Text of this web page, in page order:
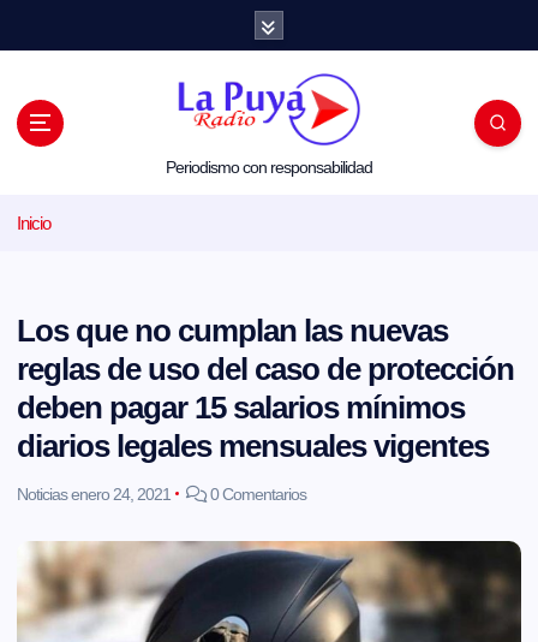
l
Periodismo con responsabilidad
Inicio
Los que no cumplan las nuevas
reglas de uso del caso de protección
deben pagar 15 salarios mínimos
diarios legales mensuales vigentes
Noticiasenero 24, 2021 0 Comentarios